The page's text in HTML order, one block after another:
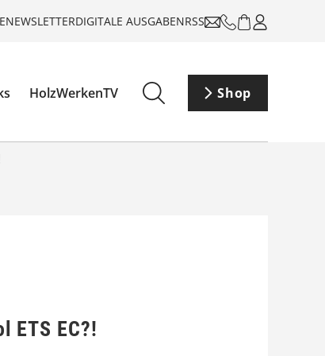
NEWSLETTERDIGITALE AUSGABENRSS
HolzWerkenTV Shop
ETS EC?!